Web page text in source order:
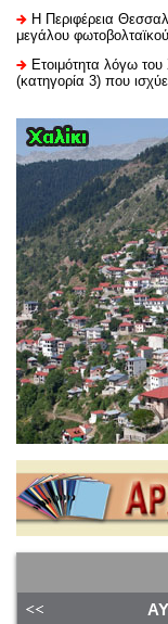
H Περιφέρεια
μεγάλου
Ετοιμότητα λόγω
(κατηγορία 3) που